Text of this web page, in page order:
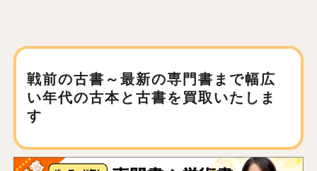
戦前の古書～最新の専門書まで幅広
い年代の古本と古書を買取いたしま
す